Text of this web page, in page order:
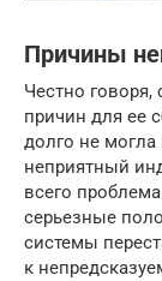
Причины
Честно говоря,
причин для ее
долго не могла
неприятный
всего
серьезные
системы
к